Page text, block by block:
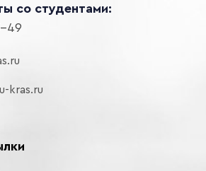
со студентами:
49
kras.ru